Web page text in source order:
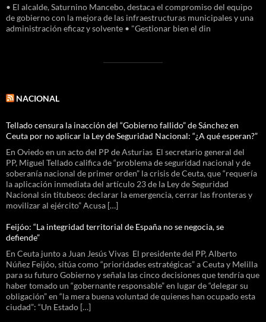
• El alcalde, Saturnino Mancebo, destaca el compromiso del equipo
de gobierno con la mejora de las infraestructuras municipales y una
administración eficaz y solvente • "Gestionar bien el din
NACIONAL
Tellado censura la inacción del “Gobierno fallido” de Sánchez en
Ceuta por no aplicar la Ley de Seguridad Nacional: “¿A qué esperan?”
En Oviedo en un acto del PP de Asturias El secretario general del
PP, Miguel Tellado califica de “problema de seguridad nacional y de
soberanía nacional de primer orden” la crisis de Ceuta, que “requería
la aplicación inmediata del artículo 23 de la Ley de Seguridad
Nacional sin titubeos: declarar la emergencia, cerrar las fronteras y
movilizar al ejército” Acusa […]
Feijóo: “La integridad territorial de España no se negocia, se
defiende”
En Ceuta junto a Juan Jesús Vivas El presidente del PP, Alberto
Núñez Feijóo, sitúa como “prioridades estratégicas” a Ceuta y Melilla
para su futuro Gobierno y señala las cinco decisiones que tendría que
haber tomado un “gobernante responsable” en lugar de “delegar su
obligación” en “la mera buena voluntad de quienes han ocupado esta
ciudad”: “Un Estado […]